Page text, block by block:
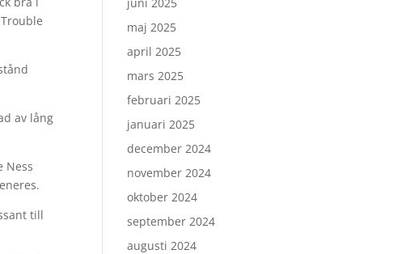
av lång
Ness
till
maj 2025
april 2025
mars 2025
februari 2025
januari 2025
december 2024
november 2024
oktober 2024
september 2024
augusti 2024